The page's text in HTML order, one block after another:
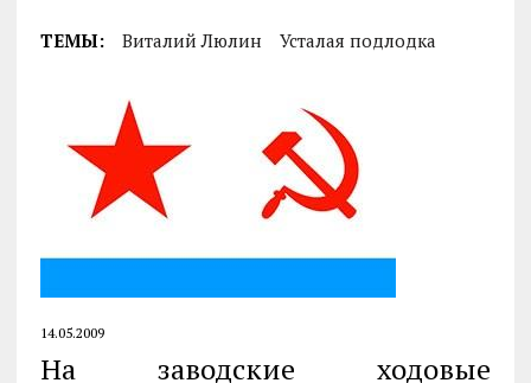
ТЕМЫ: Виталий Люлин Усталая подлодка
14.05.2009
На заводские ходовые